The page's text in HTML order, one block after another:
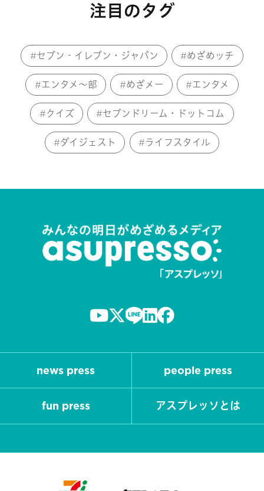
注目のタグ
セブン‐イレブン・ジャパン めざめッチ
エンタメ～部 めざメー エンタメ
クイズ セブンドリーム・ドットコム
ダイジェスト ライフスタイル
news press people press
fun press アスプレッソとは